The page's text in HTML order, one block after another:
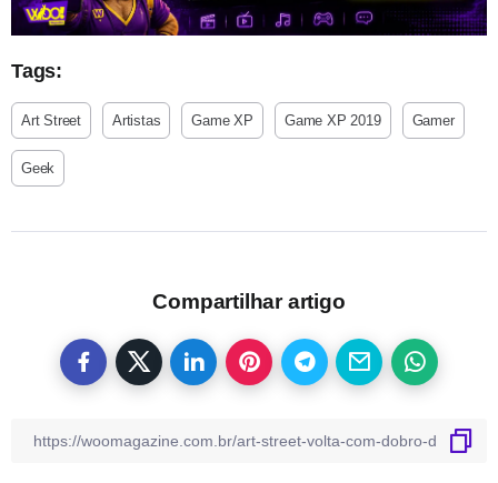
Tags:
Art Street Artistas Game XP Game XP 2019 Gamer
Geek
Compartilhar artigo